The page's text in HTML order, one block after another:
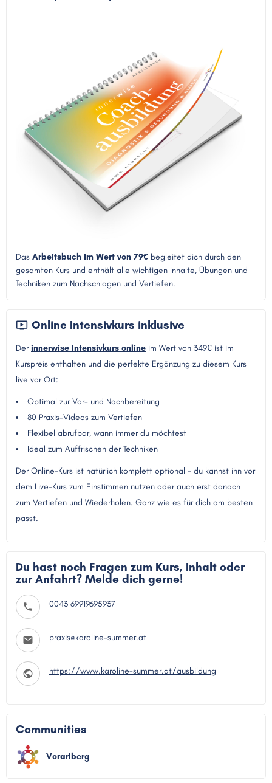
Das Arbeitsbuch im Wert von 79€ begleitet dich durch den
gesamten Kurs und enthält alle wichtigen Inhalte, Übungen und
Techniken zum Nachschlagen und Vertiefen.
Online Intensivkurs inklusive
Derinnerwise Intensivkurs online im Wert von 349€ ist im
Kurspreis enthalten und die perfekte Ergänzung zu diesem Kurs
live vor Ort:
Optimal zur Vor- und Nachbereitung
80 Praxis-Videos zum Vertiefen
Flexibel abrufbar, wann immer du möchtest
Ideal zum Auffrischen der Techniken
Der Online-Kurs ist natürlich komplett optional - du kannst ihn vor
dem Live-Kurs zum Einstimmen nutzen oder auch erst danach
zum Vertiefen und Wiederholen. Ganz wie es für dich am besten
passt.
Du hast noch Fragen zum Kurs, Inhalt oder
zur Anfahrt? Melde dich gerne!
0043 69919695937
praxis@karoline-summer.at
https://www.karoline-summer.at/ausbildung
Communities
Vorarlberg